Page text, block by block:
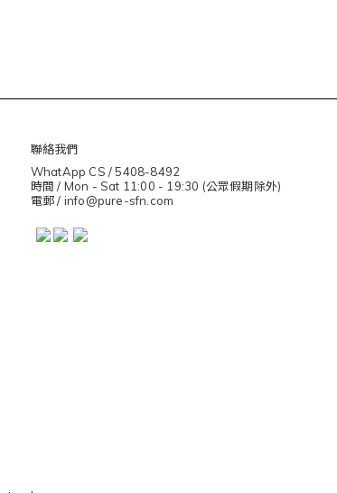
聯絡我們
WhatApp CS / 5408-8492
時間 / Mon - Sat 11:00 - 19:30 (公眾假期除外)
電郵 / info@pure-sfn.com